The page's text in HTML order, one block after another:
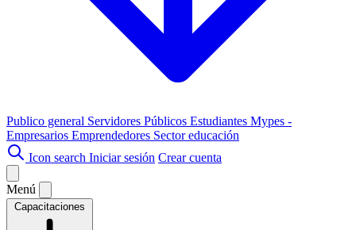
Publico general Servidores Públicos Estudiantes Mypes -
Empresarios Emprendedores Sector educación
Icon search Iniciar sesión Crear cuenta
Menú
Capacitaciones